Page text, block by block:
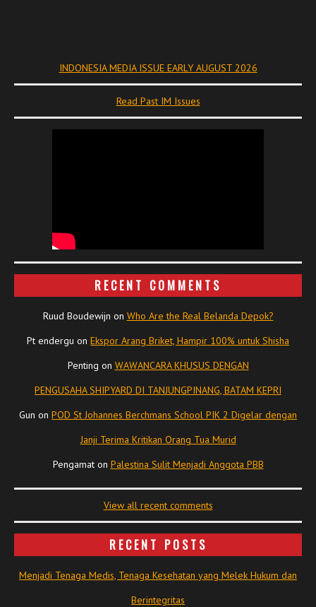
INDONESIA MEDIA ISSUE EARLY AUGUST 2026
Read Past IM Issues
RECENT COMMENTS
Ruud Boudewijn on Who Are the Real Belanda Depok?
Pt endergu on Ekspor Arang Briket, Hampir 100% untuk Shisha
Penting on WAWANCARA KHUSUS DENGAN
PENGUSAHA SHIPYARD DI TANJUNGPINANG, BATAM KEPRI
Gun on POD St Johannes Berchmans School PIK 2 Digelar dengan
Janji Terima Kritikan Orang Tua Murid
Pengamaton Palestina Sulit Menjadi Anggota PBB
View all recent comments
RECENT POSTS
Menjadi Tenaga Medis, Tenaga Kesehatan yang Melek Hukum dan
Berintegritas